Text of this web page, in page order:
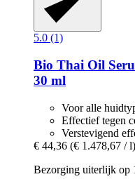
5.0 (1)
Bio Thai Oil
30 ml
Voor alle
Effectief tegen
Verstevigend
€ 44,36 (€ 1.478,67 / l)
Bezorging uiterlijk op